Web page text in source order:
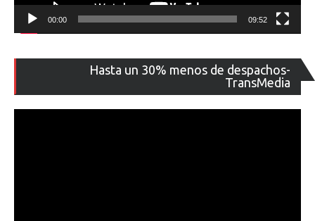
00:00 09:52
Hasta un 30% menos de despachos-
TransMedia
de